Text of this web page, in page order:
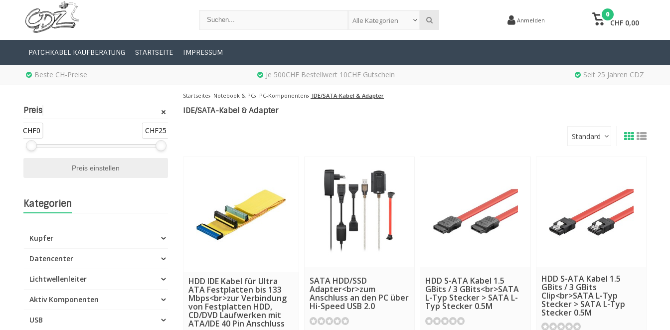
Alle Kategorien Anmelden
0
CHF 0,00
PATCHKABEL KAUFBERATUNG STARTSEITE IMPRESSUM
Beste CH-Preise Je 500CHF Bestellwert 10CHF Gutschein Seit 25 Jahren CDZ
Preis
CHF0 CHF25
Kategorien
Kupfer
Datencenter
Lichtwellenleiter
Aktiv Komponenten
USB
Startseite Notebook & PC PC-Komponenten IDE/SATA-Kabel & Adapter
IDE/SATA-Kabel & Adapter
Standard
HDD IDE Kabel für Ultra
ATA Festplatten bis 133
Mbps<br>zur Verbindung
von Festplatten HDD,
CD/DVD Laufwerken mit
ATA/IDE 40 Pin Anschluss
SATA HDD/SSD
Adapter<br>zum
Anschluss an den PC über
Hi-Speed USB 2.0
HDD S-ATA Kabel 1.5
GBits / 3 GBits<br>SATA
L-Typ Stecker > SATA L-
Typ Stecker 0.5M
HDD S-ATA Kabel 1.5
GBits / 3 GBits
Clip<br>SATA L-Typ
Stecker > SATA L-Typ
Stecker 0.5M